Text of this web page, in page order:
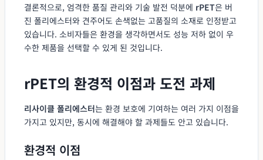
결론적으로, 엄격한 품질 관리와 기술 발전 덕분에 rPET은 버
진 폴리에스터와 견주어도 손색없는 고품질의 소재로 인정받고
있습니다. 소비자들은 환경을 생각하면서도 성능 저하 없이 우
수한 제품을 선택할 수 있게 된 것입니다.
rPET의 환경적 이점과 도전 과제
리사이클 폴리에스터는 환경 보호에 기여하는 여러 가지 이점을
가지고 있지만, 동시에 해결해야 할 과제들도 안고 있습니다.
환경적 이점